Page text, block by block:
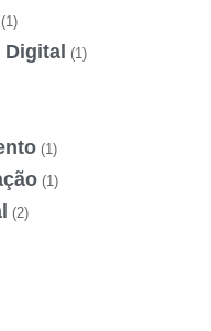
(1)
(1)
(1)
(1)
(2)